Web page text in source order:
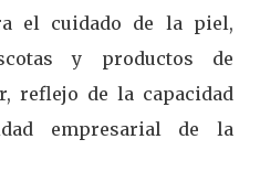
el cuidado de la piel,
y productos de
reflejo de la capacidad
empresarial de la